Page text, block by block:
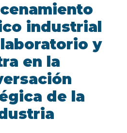
industrial
y
en la
de la